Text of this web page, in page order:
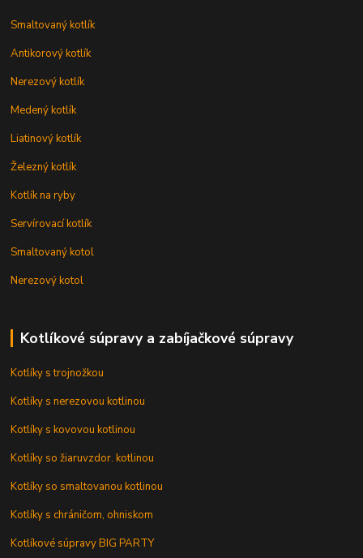
Smaltovaný kotlík
Antikorový kotlík
Nerezový kotlík
Medený kotlík
Liatinový kotlík
Železný kotlík
Kotlík na ryby
Servírovací kotlík
Smaltovaný kotol
Nerezový kotol
Kotlíkové súpravy a zabíjačkové súpravy
Kotlíky s trojnožkou
Kotlíky s nerezovou kotlinou
Kotlíky s kovovou kotlinou
Kotlíky so žiaruvzdor. kotlinou
Kotlíky so smaltovanou kotlinou
Kotlíky s chráničom, ohniskom
Kotlíkové súpravy BIG PARTY